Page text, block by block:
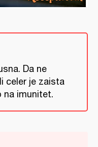
Da ne
celer je zaista
na imunitet.